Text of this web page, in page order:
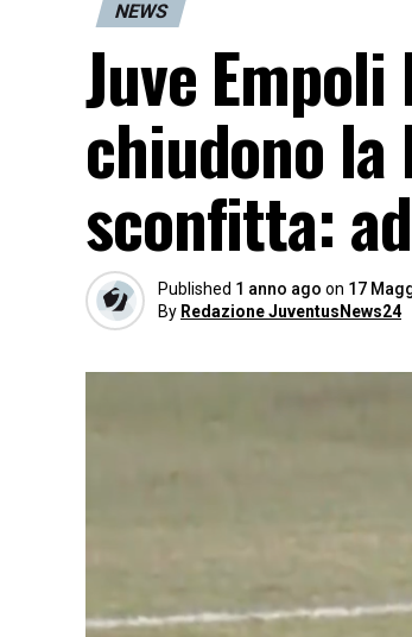
NEWS
Juve
chiudono la
sconfitta:
Published 1 anno ago on 17
By Redazione JuventusNews24